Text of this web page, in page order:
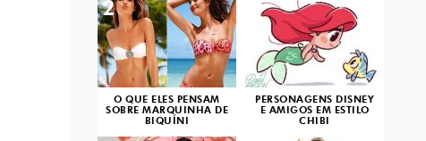
O QUE ELES PENSAM
SOBRE MARQUINHA DE
BIQUÍNI
2
PERSONAGENS DISNEY
E AMIGOS EM ESTILO
CHIBI
3